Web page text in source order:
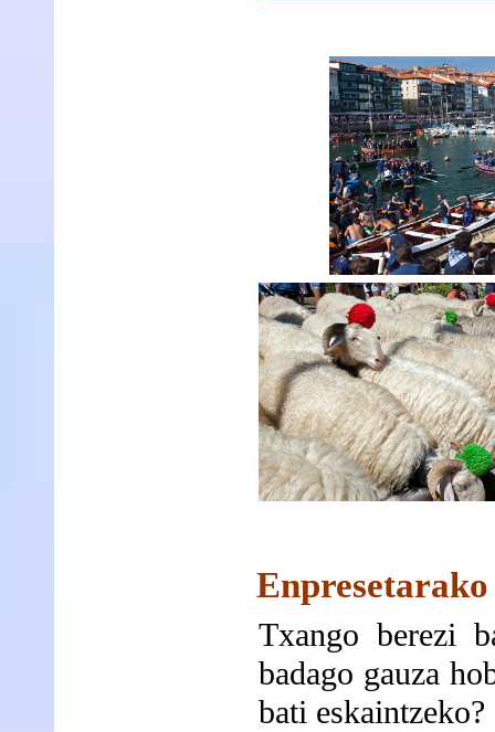
Txango berezi
badago gauza
bati eskaintzeko?